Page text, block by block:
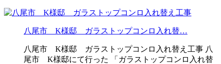
八尾市 K様邸 ガラストップコンロ入れ替…
八尾市 K様邸 ガラストップコンロ入れ替え工事 八
尾市 K様邸にて行った 「ガラストップコンロ入れ替